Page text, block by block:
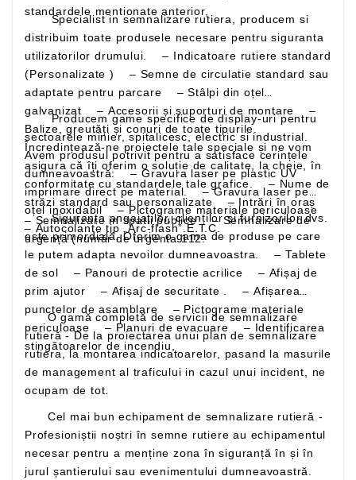
standardele mentionate anterior,
Specialist in semnalizare rutiera, producem si
distribuim toate produsele necesare pentru siguranta
utilizatorilor drumului. – Indicatoare rutiere standard
(Personalizate ) – Semne de circulatie standard sau
adaptate pentru parcare – Stâlpi din oțel
galvanizat – Accesorii și suporturi de montare –
Balize, greutăți și conuri de toate tipurile.
Încredințează-ne proiectele tale speciale și ne vom
asigura că îți oferim o soluție de calitate, la cheie, în
conformitate cu standardele tale grafice. – Nume de
străzi standard sau personalizate – Intrări în oraș
– Semnalizare in spatii publice – Semnalizare de
urgență (număr de urgenta 112.
Producem game specifice de display-uri pentru
sectoarele minier, spitalicesc, electric si industrial.
Avem produsul potrivit pentru a satisface cerințele
dumneavoastră: – Gravura laser pe plastic UV
imprimare direct pe material. – Gravura laser pe
oțel inoxidabil – Pictograme materiale periculoase
– Autocolante tip „Arc-flash”.E.T.C.
Siguranța angajaților, clienților și furnizorilor dvs.
este primordială. Oferim o gama de produse pe care
le putem adapta nevoilor dumneavoastra. – Tablete
de sol – Panouri de protectie acrilice – Afișaj de
prim ajutor – Afișaj de securitate . – Afișarea
punctelor de asamblare – Pictograme materiale
periculoase – Planuri de evacuare – Identificarea
stingătoarelor de incendiu,
O gamă completă de servicii de semnalizare
rutieră - De la proiectarea unui plan de semnalizare
rutiera, la montarea indicatoarelor, pasand la masurile
de management al traficului in cazul unui incident, ne
ocupam de tot.
Cel mai bun echipament de semnalizare rutieră -
Profesioniștii noștri în semne rutiere au echipamentul
necesar pentru a menține zona în siguranță în și în
jurul șantierului sau evenimentului dumneavoastră.